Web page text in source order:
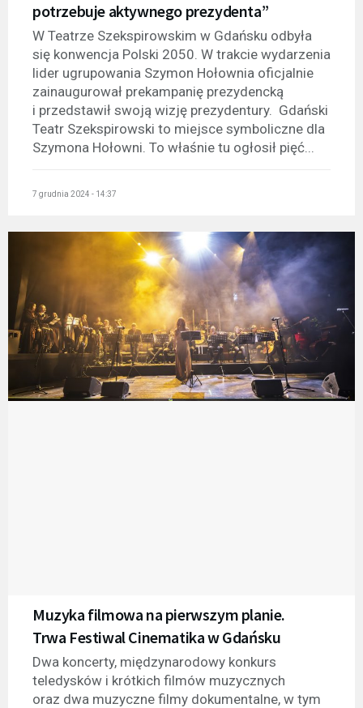
potrzebuje aktywnego prezydenta”
W Teatrze Szekspirowskim w Gdańsku odbyła
się konwencja Polski 2050. W trakcie wydarzenia
lider ugrupowania Szymon Hołownia oficjalnie
zainaugurował prekampanię prezydencką
i przedstawił swoją wizję prezydentury. Gdański
Teatr Szekspirowski to miejsce symboliczne dla
Szymona Hołowni. To właśnie tu ogłosił pięć...
7 grudnia 2024 - 14:37
Muzyka filmowa na pierwszym planie.
Trwa Festiwal Cinematika w Gdańsku
Dwa koncerty, międzynarodowy konkurs
teledysków i krótkich filmów muzycznych
oraz dwa muzyczne filmy dokumentalne, w tym